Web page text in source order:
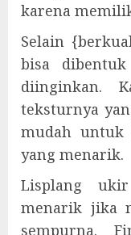
karena
Selain
bisa
diinginkan.
teksturnya
mudah untuk
yang menarik.
Lisplang
menarik jika
sempurna.